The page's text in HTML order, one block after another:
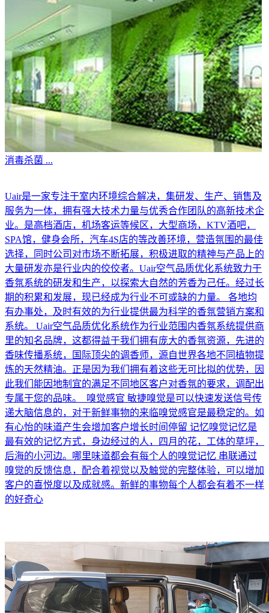
消毒杀菌 ...
Uair是一家专注于室内环境综合解决，集研发、生产、销售及
服务为一体，拥有强大技术力量与优秀合作团队的高新技术企
业。是高档酒店，机场客运等候区，大型商场，KTV酒吧，
SPA馆，健身会所，汽车4S店的等改善环境，营造氛围的最佳
选择，同时公司对市场不断拓展，积极进取的精神与产品上的
大量研发亦是行业内的佼佼者。Uair空气品质优化系统致力于
香氛系统的研发和生产，以探索大自然的芳香为己任。经过长
期的积累和发展，现已经成为行业不可或缺的力量。 各地均
有办事处，及时有效的为行业提供最为科学的香氛营销方案和
系统。 Uair空气品质优化系统作为行业范围内香氛系统提供商
里的知名品牌，这都得益于我们拥有庞大的香氛资源，先进的
香味传播系统，国际顶尖的调香师，源自世界各地不同植物提
炼的天然精油。正是因为我们拥有着这些无可比拟的优势，因
此我们能因地制宜的满足不同地区客户对香氛的要求，调配出
专属于您的品味。 嗅觉感官 敏捷嗅觉是可以快速发送信号传
递大脑信息的，对于新鲜事物的来临嗅觉感官是最稳定的。如
有心怡的味道产生会增加客户增长时间停留 记忆嗅觉记忆是
最有效的记忆方式，身边经过的人，四月的花，工体的草坪，
后海的小河边。哪里味道都会有每个人的嗅觉记忆 串联通过
嗅觉的反馈信息，配合着视觉以及触觉的完整体验，可以增加
客户的喜悦度以及成就感。新鲜的事物每个人都会有着不一样
的好奇心